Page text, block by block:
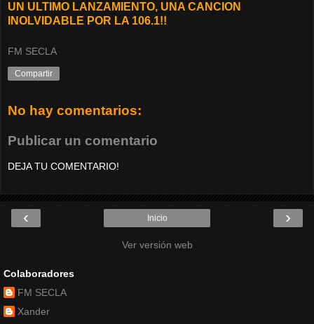
UN ULTIMO LANZAMIENTO, UNA CANCION
INOLVIDABLE POR LA 106.1!!
FM SECLA
Compartir
No hay comentarios:
Publicar un comentario
DEJA TU COMENTARIO!
‹ ›
Inicio
Ver versión web
Colaboradores
FM SECLA
Xander